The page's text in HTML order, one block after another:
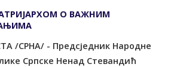
О ВАЖНИМ
/СРНА/ - Предсједник Народне
Српске Ненад Стевандић